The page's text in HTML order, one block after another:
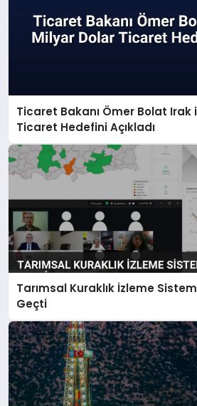
Ticaret Bakanı Ömer Bolat Irak
Ticaret Hedefini Açıkladı
Tarımsal Kuraklık İzleme
Geçti